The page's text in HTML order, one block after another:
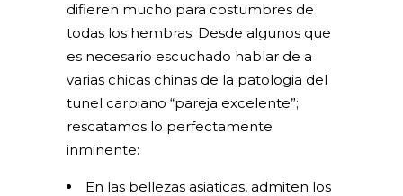
difieren mucho para costumbres de
todas los hembras. Desde algunos que
es necesario escuchado hablar de a
varias chicas chinas de la patologi­a del
tunel carpiano “pareja excelente”;
rescatamos lo perfectamente
inminente:
En las bellezas asiaticas, admiten los